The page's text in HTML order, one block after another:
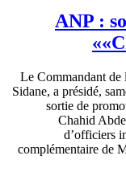
ANP :
Le Commandant
Sidane, a présidé,
sortie de
Chahid
d’officiers
complémentaire de